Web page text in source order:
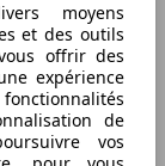
moyens
et des outils
offrir des
expérience
de
vos